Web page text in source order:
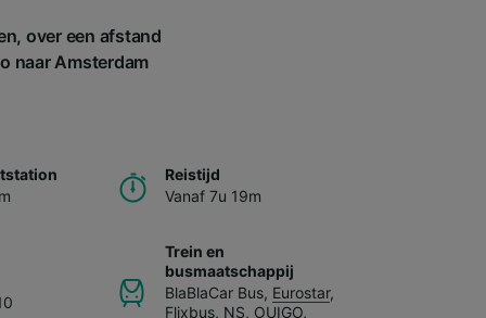
over een afstand
naar Amsterdam
Reistijd
Vanaf 7u 19m
Trein en
busmaatschappij
BlaBlaCar Bus, Eurostar,
Flixbus, NS, OUIGO,